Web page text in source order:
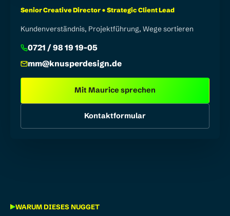
Senior Creative Director • Strategic Client Lead
Kundenverständnis, Projektführung, Wege sortieren
0721 / 98 19 19-05
mm@knusperdesign.de
Mit Maurice sprechen
Kontaktformular
WARUM DIESES NUGGET